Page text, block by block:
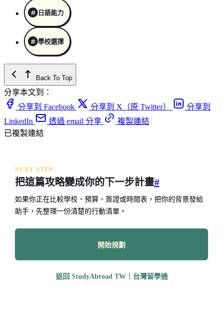
日語能力
學校選擇
Back To Top
分享本文到：
分享到 Facebook
分享到 X（原 Twitter）
分享到
LinkedIn
透過 email 分享
複製連結
已複製連結
NEXT STEP
把這篇攻略變成你的下一步計畫#
如果你正在比較學校、預算、簽證或時間表，把你的背景發給
助手，先整理一份清楚的行動清單。
開始規劃
返回 StudyAbroad TW｜台灣留學通